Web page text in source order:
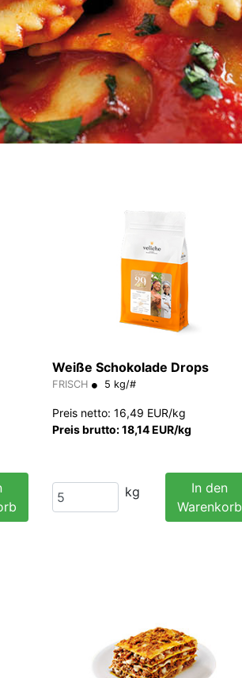
Weiße Schokolade Drops
FRISCH 5 kg/#
Preis netto: 16,49 EUR/kg
Preis brutto: 18,14 EUR/kg
kg
In den
Warenkorb